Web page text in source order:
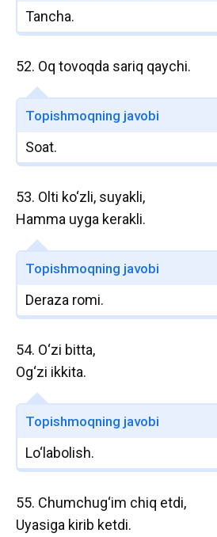
Tancha.
52. Oq tovoqda sariq qaychi.
Topishmoqning javobi
Soat.
53. Olti ko‘zli, suyakli,
Hamma uyga kerakli.
Topishmoqning javobi
Deraza romi.
54. O‘zi bitta,
Og‘zi ikkita.
Topishmoqning javobi
Lo‘labolish.
55. Chumchug‘im chiq etdi,
Uyasiga kirib ketdi.